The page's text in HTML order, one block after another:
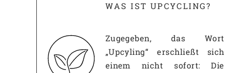
WAS IST UPCYCLING?
Zugegeben, das Wort
„Upcyling“ erschließt sich
einem nicht sofort: Die